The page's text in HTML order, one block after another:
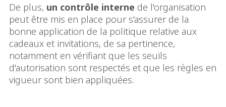
De plus, un contrôle interne de l'organisation
peut être mis en place pour s'assurer de la
bonne application de la politique relative aux
cadeaux et invitations, de sa pertinence,
notamment en vérifiant que les seuils
d'autorisation sont respectés et que les règles en
vigueur sont bien appliquées.